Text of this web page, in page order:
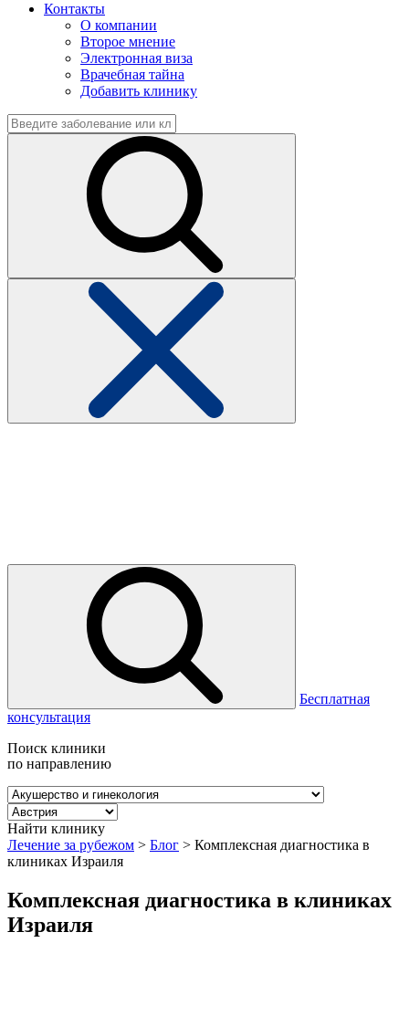
Контакты
О компании
Второе мнение
Электронная виза
Врачебная тайна
Добавить клинику
Бесплатная
консультация
Поиск клиники
по направлению
Найти клинику
Лечение за рубежом > Блог > Комплексная диагностика в
клиниках Израиля
Комплексная диагностика в клиниках
Израиля